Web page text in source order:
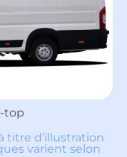
top
titre d’illustration
varient selon